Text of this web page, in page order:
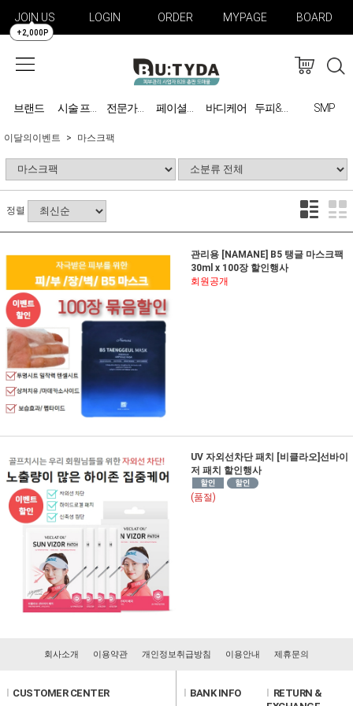
JOIN US
+2,000P
LOGIN ORDER MYPAGE BOARD
브랜드 시술 프로그램 전문가용 미용기기 페이셜케어 바디케어 두피&탈모 관리 SMP
이달의이벤트 마스크팩
정렬
관리용 [NAMANE] B5 탱글 마스크팩
30ml x 100장 할인행사
회원공개
UV 자외선차단 패치 [비클라오]선바이
저 패치 할인행사
(품절)
회사소개 이용약관 개인정보취급방침 이용안내 제휴문의
CUSTOMER CENTER BANK INFO
RETURN &